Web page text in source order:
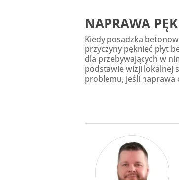
NAPRAWA
Kiedy posadzka
przyczyny pęknięć płyt
dla przebywających w
podstawie wizji lokalnej
problemu, jeśli naprawa